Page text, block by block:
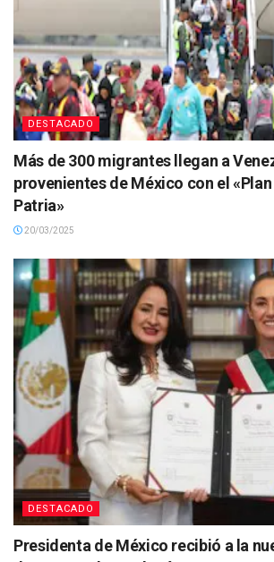
DESTACADO
Más de 300 migrantes llegan a
provenientes de México con el
Patria»
20/03/2025
DESTACADO
Presidenta de México recibió a la